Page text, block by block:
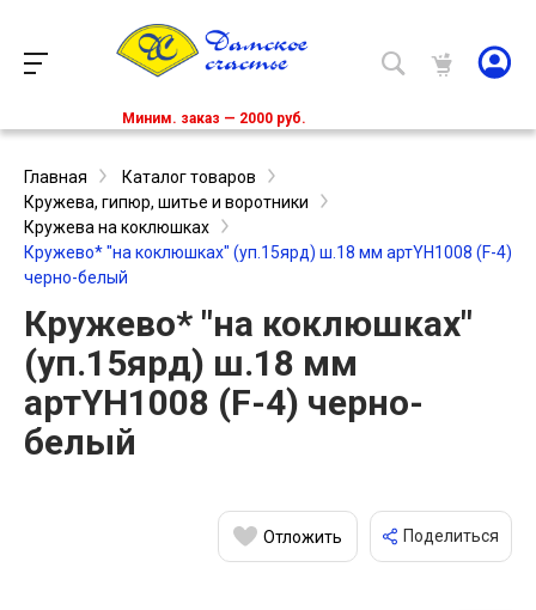
Миним. заказ — 2000 руб.
Главная
Каталог товаров
Кружева, гипюр, шитье и воротники
Кружева на коклюшках
Кружево* "на коклюшках" (уп.15ярд) ш.18 мм артYH1008 (F-4)
черно-белый
Кружево* "на коклюшках"
(уп.15ярд) ш.18 мм
артYH1008 (F-4) черно-
белый
Отложить Поделиться